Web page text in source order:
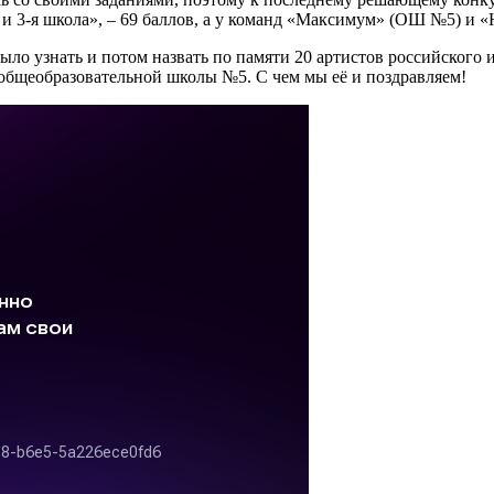
я школа», – 69 баллов, а у команд «Максимум» (ОШ №5) и
узнать и потом назвать по памяти 20 артистов
школы №5. С чем мы её и поздравляем!